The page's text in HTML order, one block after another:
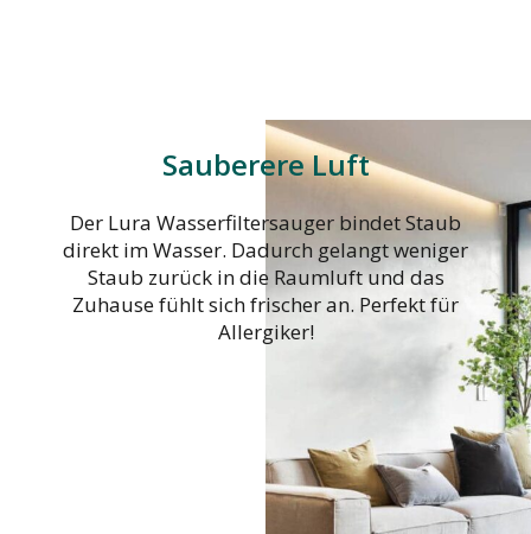
Sauberere Luft
Der Lura Wasserfiltersauger bindet Staub
direkt im Wasser. Dadurch gelangt weniger
Staub zurück in die Raumluft und das
Zuhause fühlt sich frischer an. Perfekt für
Allergiker!